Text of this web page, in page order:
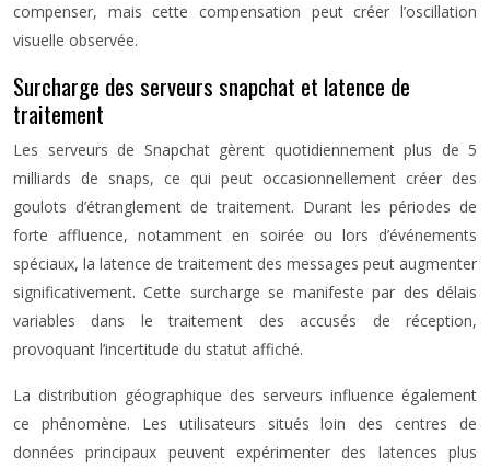
compenser, mais cette compensation peut créer l’oscillation
visuelle observée.
Surcharge des serveurs snapchat et latence de
traitement
Les serveurs de Snapchat gèrent quotidiennement plus de 5
milliards de snaps, ce qui peut occasionnellement créer des
goulots d’étranglement de traitement. Durant les périodes de
forte affluence, notamment en soirée ou lors d’événements
spéciaux, la latence de traitement des messages peut augmenter
significativement. Cette surcharge se manifeste par des délais
variables dans le traitement des accusés de réception,
provoquant l’incertitude du statut affiché.
La distribution géographique des serveurs influence également
ce phénomène. Les utilisateurs situés loin des centres de
données principaux peuvent expérimenter des latences plus